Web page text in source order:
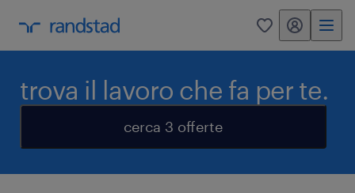
0 my randstad
trova il lavoro che fa per te.
cerca 3 offerte